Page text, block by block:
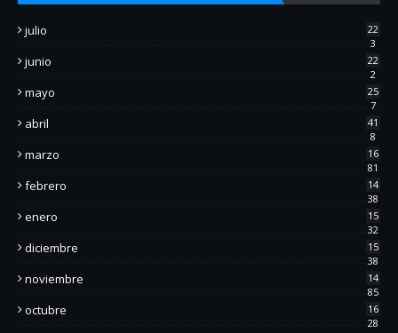
julio
22
3
junio
22
2
mayo
25
7
abril
41
8
marzo
16
81
febrero
14
38
enero
15
32
diciembre
15
38
noviembre
14
85
octubre
16
28